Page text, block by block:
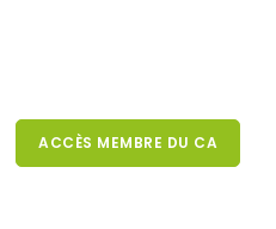
ACCÈS MEMBRE DU CA